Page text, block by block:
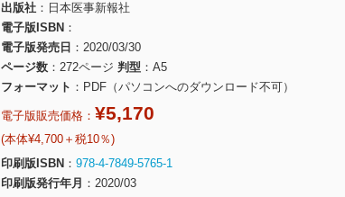
出版社
日本医事新報社
電子版ISBN
電子版発売日
2020/03/30
ページ数
272ページ 判型
A5
フォーマット
PDF（パソコンへのダウンロード不可）
電子版販売価格： ¥5,170
(本体¥4,700＋税10％)
印刷版ISBN
978-4-7849-5765-1
印刷版発行年月
2020/03